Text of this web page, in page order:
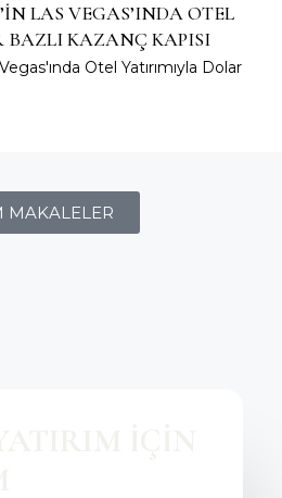
LAS VEGAS’INDA OTEL
KAZANÇ KAPISI
Otel Yatırımıyla Dolar
MAKALELER